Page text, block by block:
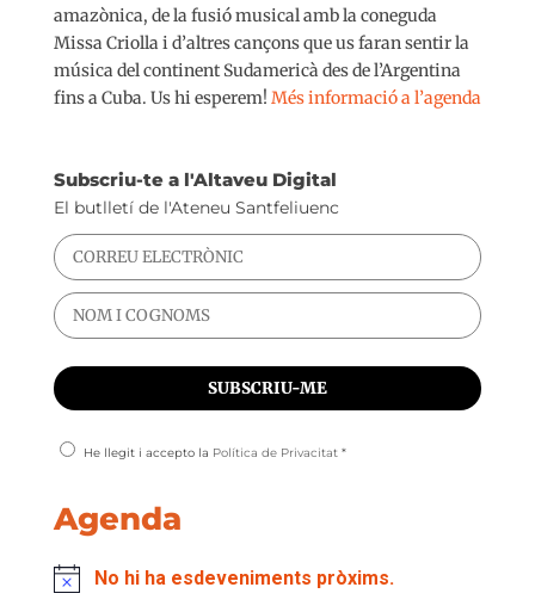
amazònica, de la fusió musical amb la coneguda
Missa Criolla i d’altres cançons que us faran sentir la
música del continent Sudamericà des de l’Argentina
fins a Cuba. Us hi esperem! Més informació a l’agenda
Subscriu-te a l'Altaveu Digital
El butlletí de l'Ateneu Santfeliuenc
He llegit i accepto la Política de Privacitat*
Agenda
No hi ha esdeveniments pròxims.